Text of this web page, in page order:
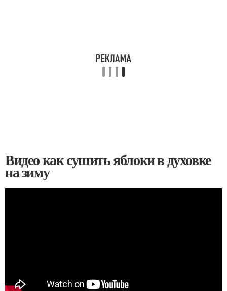
Видео как сушить яблоки в духовке
на зиму